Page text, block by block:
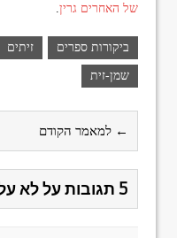
של האחרים גרין
ביקורות ספרים זיתים
שמן-זית
← למאמר הקודם
5 תגובות על לא על החומוס לבדו (ספר)